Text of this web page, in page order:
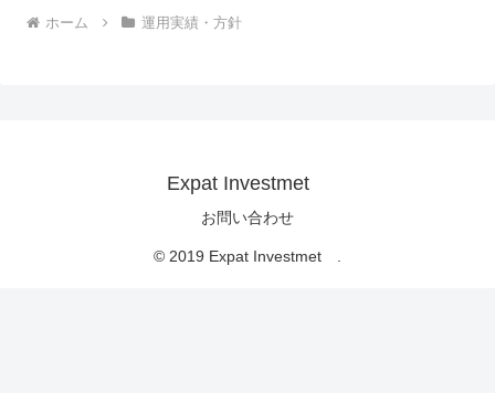
ホーム 運用実績・方針
Expat Investmet
お問い合わせ
© 2019 Expat Investmet .